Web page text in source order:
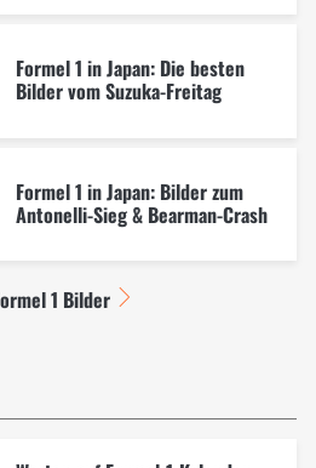
Formel 1 in Japan: Die besten
Bilder vom Suzuka-Freitag
Formel 1 in Japan: Bilder zum
Antonelli-Sieg & Bearman-Crash
1 Bilder